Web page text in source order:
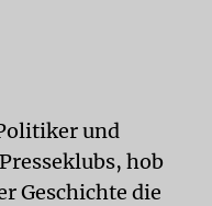
und
hob
Geschichte die